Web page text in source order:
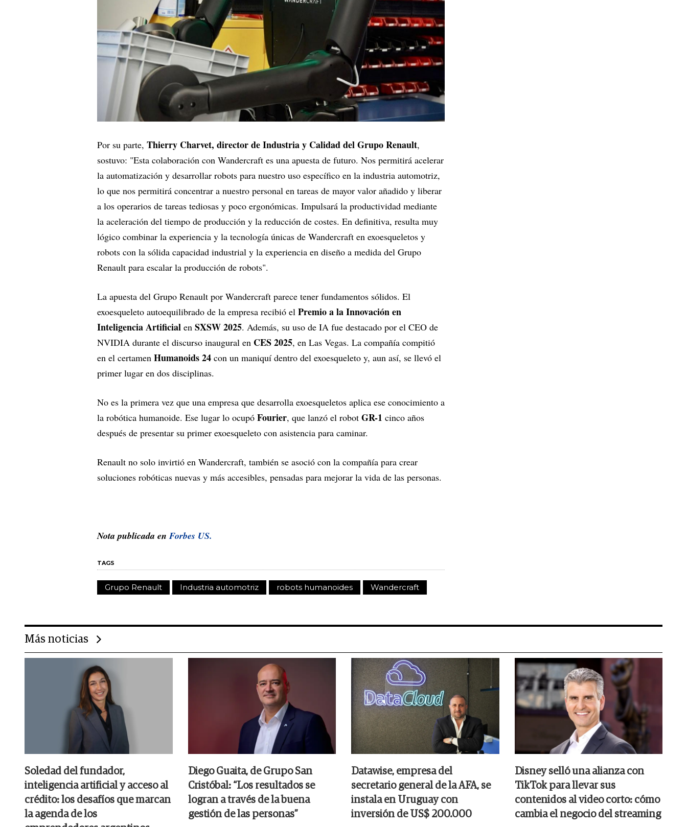
Por su parte, Thierry Charvet, director de Industria y Calidad del Grupo Renault,
sostuvo: "Esta colaboración con Wandercraft es una apuesta de futuro. Nos permitirá acelerar
la automatización y desarrollar robots para nuestro uso específico en la industria automotriz,
lo que nos permitirá concentrar a nuestro personal en tareas de mayor valor añadido y liberar
a los operarios de tareas tediosas y poco ergonómicas. Impulsará la productividad mediante
la aceleración del tiempo de producción y la reducción de costes. En definitiva, resulta muy
lógico combinar la experiencia y la tecnología únicas de Wandercraft en exoesqueletos y
robots con la sólida capacidad industrial y la experiencia en diseño a medida del Grupo
Renault para escalar la producción de robots".
La apuesta del Grupo Renault por Wandercraft parece tener fundamentos sólidos. El
exoesqueleto autoequilibrado de la empresa recibió el Premio a la Innovación en
Inteligencia Artificial en SXSW 2025. Además, su uso de IA fue destacado por el CEO de
NVIDIA durante el discurso inaugural en CES 2025, en Las Vegas. La compañía compitió
en el certamen Humanoids 24 con un maniquí dentro del exoesqueleto y, aun así, se llevó el
primer lugar en dos disciplinas.
No es la primera vez que una empresa que desarrolla exoesqueletos aplica ese conocimiento a
la robótica humanoide. Ese lugar lo ocupó Fourier, que lanzó el robot GR-1 cinco años
después de presentar su primer exoesqueleto con asistencia para caminar.
Renault no solo invirtió en Wandercraft, también se asoció con la compañía para crear
soluciones robóticas nuevas y más accesibles, pensadas para mejorar la vida de las personas.
Nota publicada enForbes US.
TAGS
Grupo Renault Industria automotriz robots humanoides Wandercraft
Más noticias
Soledad del fundador,
inteligencia artificial y acceso al
crédito: los desafíos que marcan
la agenda de los
Diego Guaita, de Grupo San
Cristóbal: “Los resultados se
logran a través de la buena
gestión de las personas”
Datawise, empresa del
secretario general de la AFA, se
instala en Uruguay con
inversión de US$ 200.000
Disney selló una alianza con
TikTok para llevar sus
contenidos al video corto: cómo
cambia el negocio del streaming